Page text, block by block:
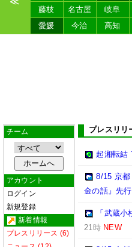
藤枝
名古屋 岐阜
愛媛
今治 高知
チーム
アカウント
ログイン
新規登録
新着情報
プレスリリース (6)
プレスリリ
起湘転結
8/15 京都
金の話』先
「武蔵
21時 NEW